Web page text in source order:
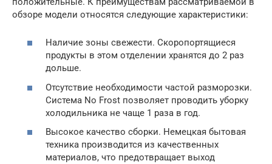
обзоре модели относятся следующие характеристики:
Наличие зоны свежести. Скоропортящиеся
продукты в этом отделении хранятся до 2 раз
дольше.
Отсутствие необходимости частой разморозки.
Система No Frost позволяет проводить уборку
холодильника не чаще 1 раза в год.
Высокое качество сборки. Немецкая бытовая
техника производится из качественных
материалов, что предотвращает выход